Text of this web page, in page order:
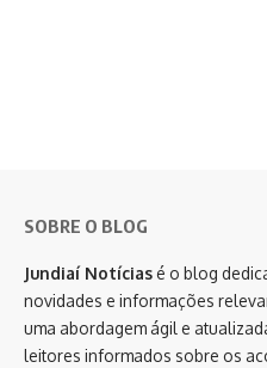
SOBRE O BLOG
Jundiaí Notícias é o blog
novidades e informações
uma abordagem ágil e
leitores informados sobre os